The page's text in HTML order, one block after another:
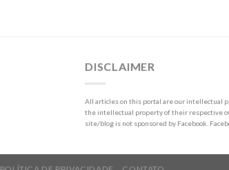
DISCLAIMER
All articles on this portal are our intellectual
the intellectual property of their respective
site/blog is not sponsored by Facebook.